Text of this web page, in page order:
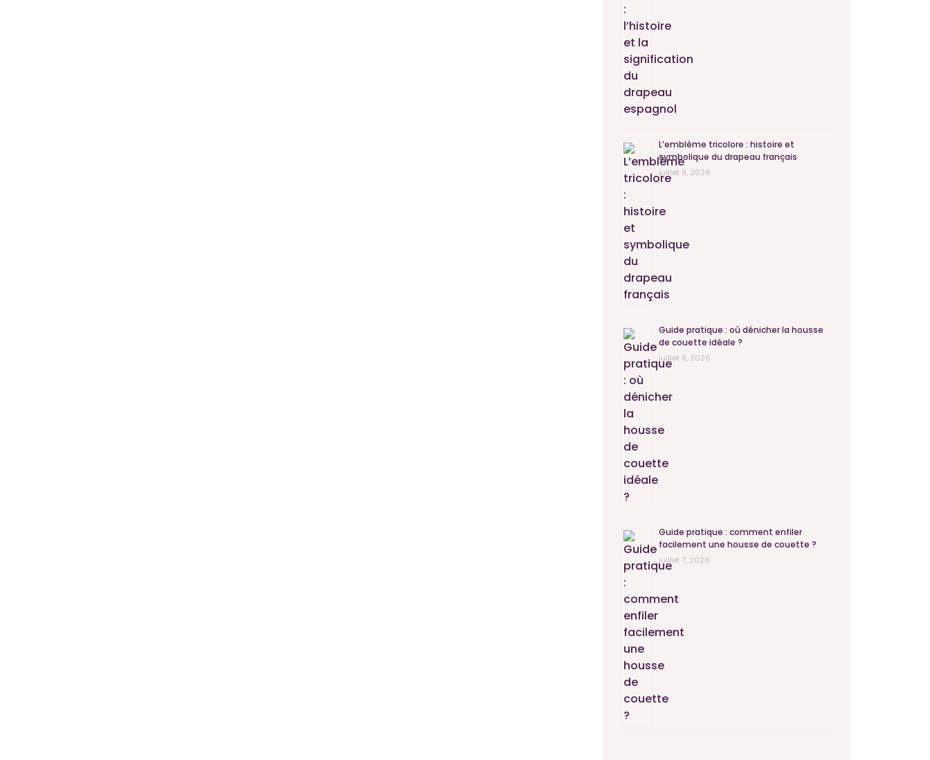
L’emblème tricolore : histoire et
symbolique du drapeau français
juillet 9, 2026
Guide pratique : où dénicher la housse
de couette idéale ?
juillet 8, 2026
Guide pratique : comment enfiler
facilement une housse de couette ?
juillet 7, 2026